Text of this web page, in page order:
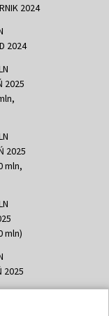
2024
2024
2025
2025
mln,
mln)
2025